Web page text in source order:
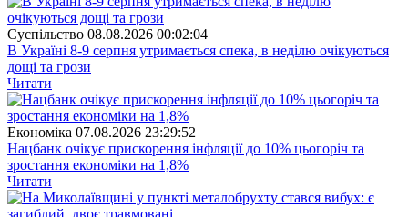
Суспiльство 08.08.2026 00:02:04
В Україні 8-9 серпня утримається спека, в неділю очікуються
дощі та грози
Читати
Економіка 07.08.2026 23:29:52
Нацбанк очікує прискорення інфляції до 10% цьогоріч та
зростання економіки на 1,8%
Читати